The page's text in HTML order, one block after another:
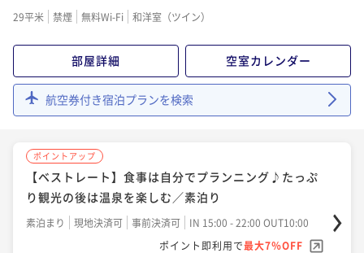
二食付き 現地決済可
¥24,780~
2名 ¥ 23,045 ~
29平米 禁煙 無料Wi-Fi 和洋室（ツイン）
部屋詳細 空室カレンダー
航空券付き宿泊プランを検索
ポイントアップ
【ベストレート】食事は自分でプランニング♪たっぷ
り観光の後は温泉を楽しむ／素泊り
素泊まり 現地決済可 事前決済可
IN 15:00 - 22:00 OUT10:00
ポイント即利用で最大7％OFF